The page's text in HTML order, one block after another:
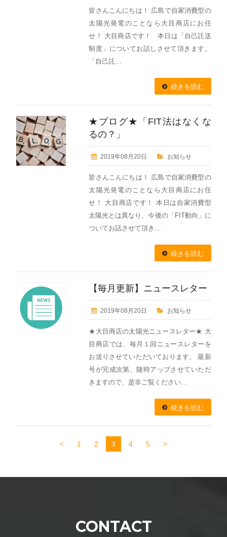
皆さんこんにちは！ 広島で自家消費型の
太陽光発電のことなら大目商店にお任
せ！ 大目商店です！ 本日は「自己託送
制度」についてお話しさせて頂きます。
「自己託…
続きを読む
★ブログ★「FIT法はなくな
るの？」
2019年08月20日 お知らせ
皆さんこんにちは！ 広島で自家消費型の
太陽光発電のことなら大目商店にお任
せ！ 大目商店です！ 本日は自家消費型
太陽光とは異なり、今後の「FIT動向」に
ついてお話させて頂き…
続きを読む
【毎月更新】ニュースレター
2019年08月20日 お知らせ
★大目商店の太陽光ニュースレター★ 大
目商店では、毎月１回ニュースレターを
お送りさせていただいております。 最新
号が完成次第、随時アップさせていただ
きますので、是非ご覧ください…
続きを読む
< 1 2 3 4 5 >
CONTACT